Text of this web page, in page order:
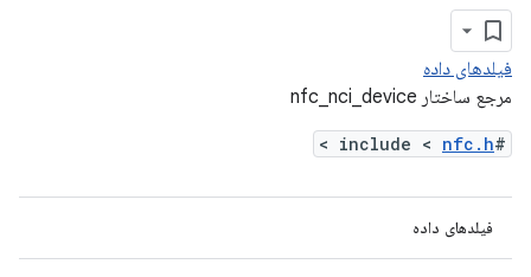
فیلدهای داده
مرجع ساختار nfc_nci_device
#include <
nfc.h
>
فیلدهای داده